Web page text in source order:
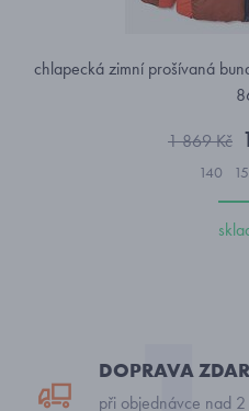
chlapecká zimní prošívaná
1 869 Kč
140
DOPRAVA
při objednávce nad